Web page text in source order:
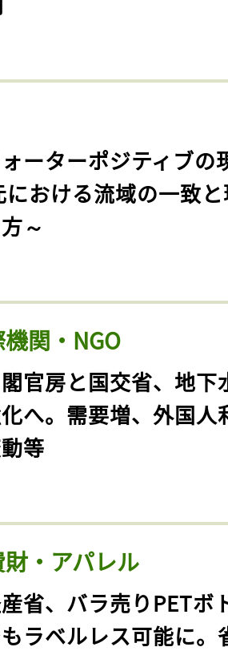
ォーターポジティブの
における流域の一致
～
関・NGO
閣官房と国交省、地下
へ。需要増、外国人
等
・アパレル
産省、バラ売りPETボ
ラベルレス可能に。